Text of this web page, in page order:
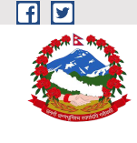
Skip to main content